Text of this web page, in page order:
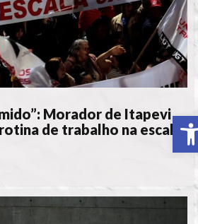
Morador de Itapevi
de trabalho na escala